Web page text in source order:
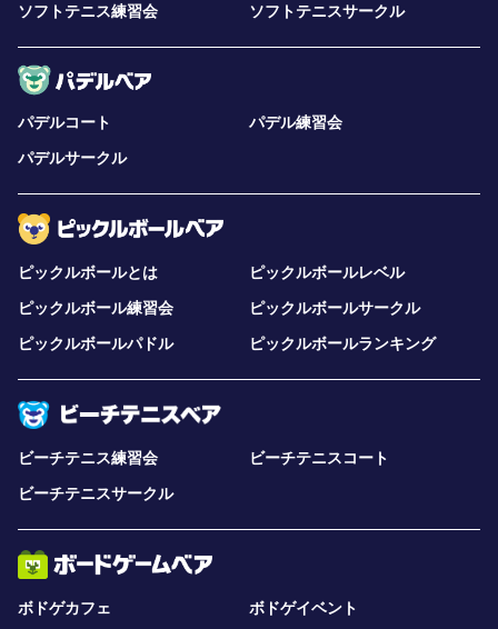
ソフトテニス練習会 ソフトテニスサークル
パデルコート
パデル練習会
パデルサークル
ピックルボールとは
ピックルボールレベル
ピックルボール練習会
ピックルボールサークル
ピックルボールパドル
ピックルボールランキング
ビーチテニス練習会
ビーチテニスコート
ビーチテニスサークル
ボドゲカフェ
ボドゲイベント